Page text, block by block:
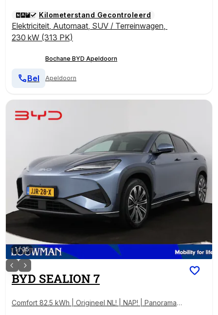
Kilometerstand Gecontroleerd
Elektriciteit, Automaat, SUV / Terreinwagen,
230 kW (313 PK)
Bochane BYD Apeldoorn
Apeldoorn
Bel
1/35
BYD SEALION 7
Comfort 82.5 kWh | Origineel NL! | NAP! | Panoramad